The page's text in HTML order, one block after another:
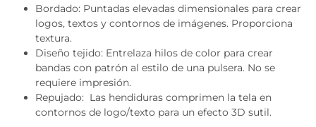
Bordado: Puntadas elevadas dimensionales para crear
logos, textos y contornos de imágenes. Proporciona
textura.
Diseño tejido: Entrelaza hilos de color para crear
bandas con patrón al estilo de una pulsera. No se
requiere impresión.
Repujado: Las hendiduras comprimen la tela en
contornos de logo/texto para un efecto 3D sutil.